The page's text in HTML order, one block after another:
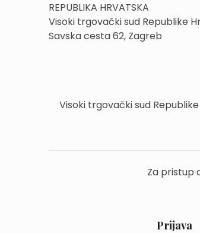
REPUBLIKA HRVATSKA
Visoki trgovački sud Republike
Savska cesta 62, Zagreb
Visoki trgovački sud
Za pristup
Prijava